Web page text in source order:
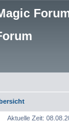
Aktuelle Zeit: